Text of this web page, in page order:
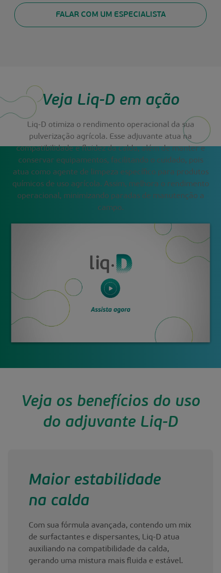
FALAR COM UM ESPECIALISTA
Veja Liq-D em ação
Liq-D otimiza o rendimento operacional da sua
pulverização agrícola. Esse adjuvante atua na
compatibilidade e fluidez da calda, além de manter e
conservar equipamentos, facilitando o cuidado, pois
atua como agente de limpeza específico para produtos
químicos de uso agrícola. Assim, melhora o rendimento
operacional, minimizando paradas de manutenção a
campo.
Veja os benefícios do uso
do adjuvante Liq-D
Maior estabilidade
na calda
Com sua fórmula avançada, contendo um mix
de surfactantes e dispersantes, Liq-D atua
auxiliando na compatibilidade da calda,
gerando uma mistura mais fluida e estável.